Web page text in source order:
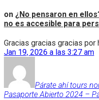
on ¿No pensaron en
no es accesible para
Gracias gracias gracias por
Jan 19, 2026 a las 3:27 am
Párate ahí tours
Pasaporte Abierto 2024 –